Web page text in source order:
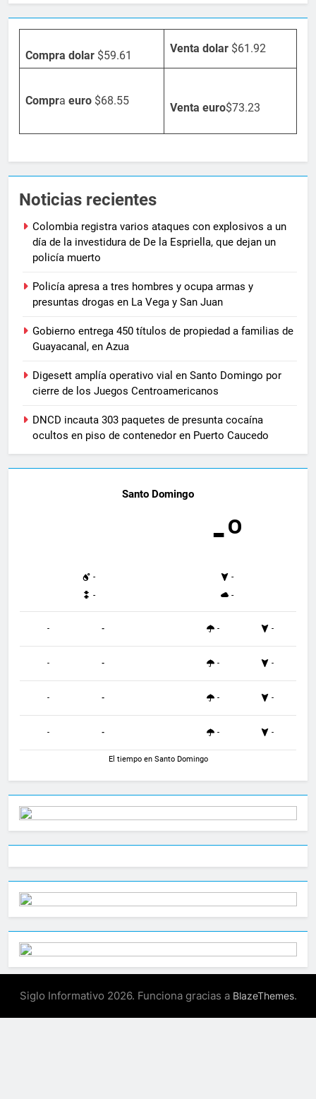
Compra dolar $59.61
Venta dolar $61.92
Compra euro $68.55
Venta euro$73.23
Noticias recientes
Colombia registra varios ataques con explosivos a un
día de la investidura de De la Espriella, que dejan un
policía muerto
Policía apresa a tres hombres y ocupa armas y
presuntas drogas en La Vega y San Juan
Gobierno entrega 450 títulos de propiedad a familias de
Guayacanal, en Azua
Digesett amplía operativo vial en Santo Domingo por
cierre de los Juegos Centroamericanos
DNCD incauta 303 paquetes de presunta cocaína
ocultos en piso de contenedor en Puerto Caucedo
Santo Domingo
-º
-
-
-
-
- - - -
- - - -
- - - -
- - - -
El tiempo en Santo Domingo
Siglo Informativo 2026. Funciona gracias a BlazeThemes.